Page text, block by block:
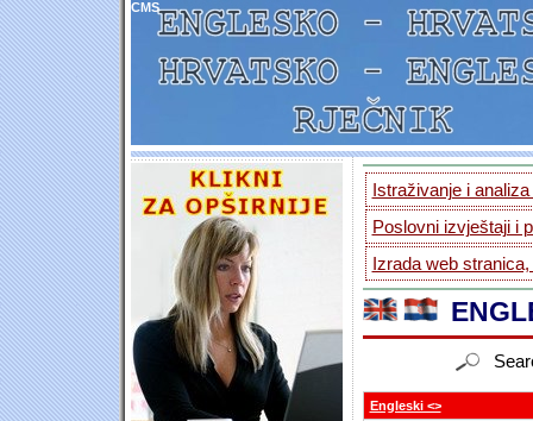
CMS
Istraživanje i
Poslovni izvještaji i
Izrada web
Engleski <>